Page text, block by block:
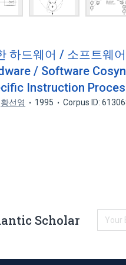
하드웨어 / 소프트웨
/ Software
Instruction
황선영 1995 Corpus ID:
Scholar